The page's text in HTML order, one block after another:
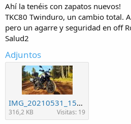
Ahí la tenéis con zapatos nuevos!
TKC80 Twinduro, un cambio total.
pero un agarre y seguridad en off
Salud2
Adjuntos
IMG_20210531_151950.jpg
316,2 KB Visitas: 19